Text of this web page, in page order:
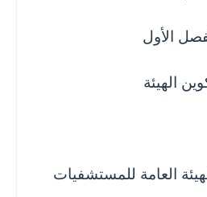
الأول
الهيئة
الهيئة العامة للمستشفيات